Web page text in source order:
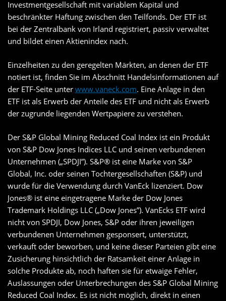
Investmentgesellschaft mit variablem Kapital und
beschränkter Haftung zwischen den Teilfonds. Der ETF ist
bei der Zentralbank von Irland registriert, passiv verwaltet
und bildet einen Aktienindex nach.
Einzelheiten zu den geregelten Märkten, an denen der ETF
notiert ist, finden Sie im Abschnitt Handelsinformationen auf
der ETF-Seite unter www.vaneck.com. Eine Anlage in den
ETF ist als Erwerb der Anteile des ETF und nicht als Erwerb
der zugrunde liegenden Wertpapiere zu verstehen.
Der S&P Global Mining Reduced Coal Index ist ein Produkt
von S&P Dow Jones Indices LLC und seinen verbundenen
Unternehmen („SPDJI”). S&P® ist eine Marke von S&P
Global, Inc. oder seinen Tochtergesellschaften (S&P) und
wurde für die Verwendung durch VanEck lizenziert. Dow
Jones® ist eine eingetragene Marke der Dow Jones
Trademark Holdings LLC („Dow Jones”). VanEcks ETF wird
nicht von SPDJI, Dow Jones, S&P oder ihren jeweiligen
verbundenen Unternehmen gesponsert, unterstützt,
verkauft oder beworben, und keine dieser Parteien gibt eine
Zusicherung hinsichtlich der Ratsamkeit einer Anlage in
solche Produkte ab, noch haften sie für etwaige Fehler,
Auslassungen oder Unterbrechungen des S&P Global Mining
Reduced Coal Index. Es ist nicht möglich, direkt in einen